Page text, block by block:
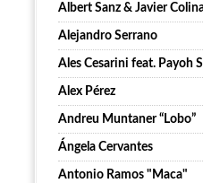
Albert Sanz & Javier
Alejandro Serrano
Ales Cesarini feat. Payoh
Alex Pérez
Andreu Muntaner “Lobo”
Ángela Cervantes
Antonio Ramos "Maca"